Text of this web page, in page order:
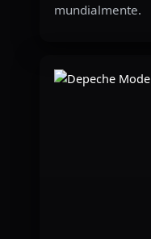
mundialmente.